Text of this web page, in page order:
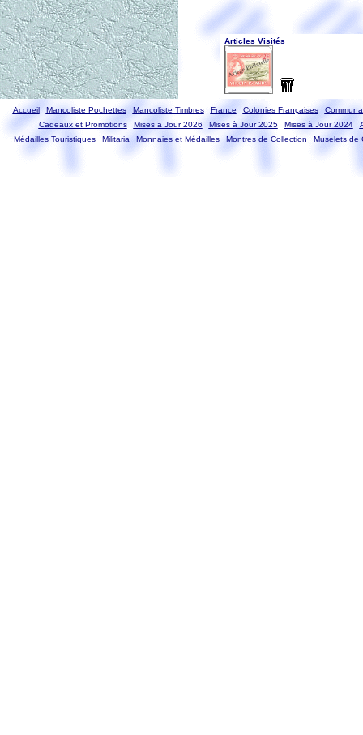
Accueil Mancoliste Pochettes Mancoliste Timbres France Colonies Françaises
Cadeaux et Promotions
Mises a Jour 2026 Mises à Jour 2025 Mises à Jour 2024
Médailles Touristiques
Militaria Monnaies et Médailles Montres de Collection Muselets de